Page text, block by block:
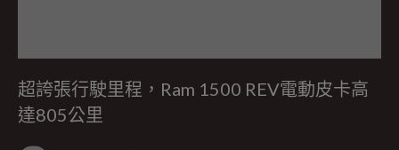
超誇張行駛里程，Ram 1500 REV電動皮卡高
達805公里